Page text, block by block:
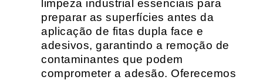
limpeza industrial essenciais para
preparar as superfícies antes da
aplicação de fitas dupla face e
adesivos, garantindo a remoção de
contaminantes que podem
comprometer a adesão. Oferecemos